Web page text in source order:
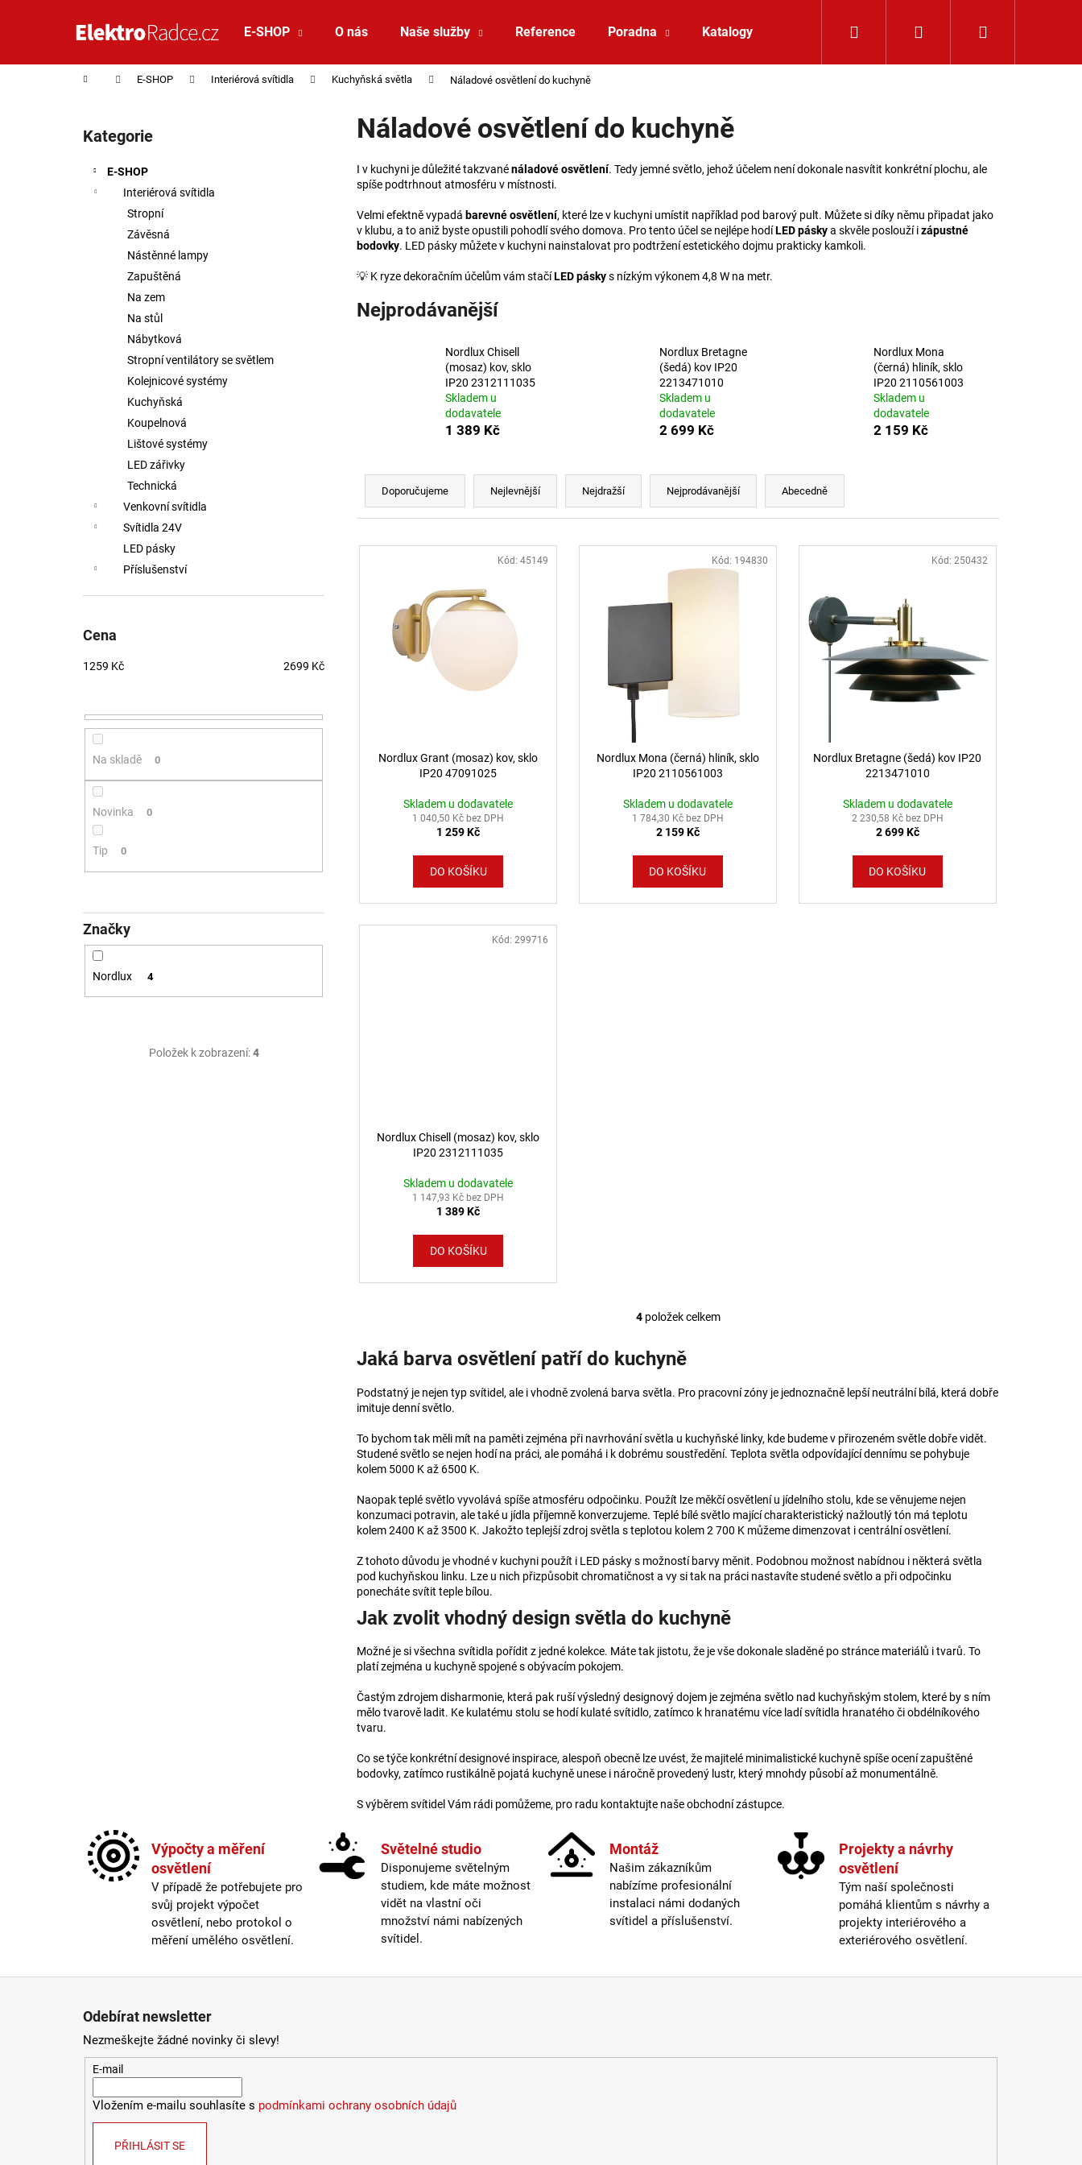
E-SHOP O nás Naše služby Reference Poradna Katalogy Přihlášení
Domů E-SHOP Interiérová svítidla Kuchyňská světla Náladové osvětlení do kuchyně
Přeskočit kategorie
Kategorie
E-SHOP
Interiérová svítidla
Stropní
Závěsná
Nástěnné lampy
Zapuštěná
Na zem
Na stůl
Nábytková
Stropní ventilátory se světlem
Kolejnicové systémy
Kuchyňská
Koupelnová
Lištové systémy
LED zářivky
Technická
Venkovní svítidla
Svítidla 24V
LED pásky
Příslušenství
Cena
1259 Kč 2699 Kč
Na skladě 0
Novinka 0
Tip 0
Značky
Nordlux 4
Položek k zobrazení:4
Náladové osvětlení do kuchyně
I v kuchyni je důležité takzvanénáladové osvětlení. Tedy jemné světlo, jehož účelem není dokonale nasvítit konkrétní plochu, ale
spíše podtrhnout atmosféru v místnosti.
Velmi efektně vypadá barevné osvětlení, které lze v kuchyni umístit například pod barový pult. Můžete si díky němu připadat jako
v klubu, a to aniž byste opustili pohodlí svého domova. Pro tento účel se nejlépe hodíLED páskya skvěle poslouží izápustné
bodovky. LED pásky můžete v kuchyni nainstalovat pro podtržení estetického dojmu prakticky kamkoli.
💡 K ryze dekoračním účelům vám stačíLED páskys nízkým výkonem 4,8 W na metr.
Nejprodávanější
Nordlux Chisell
(mosaz) kov, sklo
IP20 2312111035
Skladem u
dodavatele
1 389 Kč
Nordlux Bretagne
(šedá) kov IP20
2213471010
Skladem u
dodavatele
2 699 Kč
Nordlux Mona
(černá) hliník, sklo
IP20 2110561003
Skladem u
dodavatele
2 159 Kč
Řazení produktů
Doporučujeme Nejlevnější Nejdražší Nejprodávanější Abecedně
Výpis produktů
Nordlux Grant (mosaz) kov, sklo
IP20 47091025
Skladem u dodavatele
1 040,50 Kč bez DPH
1 259 Kč
DO KOŠÍKU
Kód:45149
Nordlux Mona (černá) hliník, sklo
IP20 2110561003
Skladem u dodavatele
1 784,30 Kč bez DPH
2 159 Kč
DO KOŠÍKU
Kód: 194830
Nordlux Bretagne (šedá) kov IP20
2213471010
Skladem u dodavatele
2 230,58 Kč bez DPH
2 699 Kč
DO KOŠÍKU
Kód: 250432
Nordlux Chisell (mosaz) kov, sklo
IP20 2312111035
Skladem u dodavatele
1 147,93 Kč bez DPH
1 389 Kč
DO KOŠÍKU
Kód:299716
Ovládací prvky výpisu
4položek celkem
Jaká barva osvětlení patří do kuchyně
Podstatný je nejen typ svítidel, ale i vhodně zvolená barva světla. Pro pracovní zóny je jednoznačně lepší neutrální bílá, která dobře
imituje denní světlo.
To bychom tak měli mít na paměti zejména při navrhování světla u kuchyňské linky, kde budeme v přirozeném světle dobře vidět.
Studené světlo se nejen hodí na práci, ale pomáhá i k dobrému soustředění. Teplota světla odpovídající dennímu se pohybuje
kolem 5000 K až 6500 K.
Naopak teplé světlo vyvolává spíše atmosféru odpočinku. Použít lze měkčí osvětlení u jídelního stolu, kde se věnujeme nejen
konzumaci potravin, ale také u jídla příjemně konverzujeme. Teplé bílé světlo mající charakteristický nažloutlý tón má teplotu
kolem 2400 K až 3500 K. Jakožto teplejší zdroj světla s teplotou kolem 2 700 K můžeme dimenzovat i centrální osvětlení.
Z tohoto důvodu je vhodné v kuchyni použít i LED pásky s možností barvy měnit. Podobnou možnost nabídnou i některá světla
pod kuchyňskou linku. Lze u nich přizpůsobit chromatičnost a vy si tak na práci nastavíte studené světlo a při odpočinku
ponecháte svítit teple bílou.
Jak zvolit vhodný design světla do kuchyně
Možné je si všechna svítidla pořídit z jedné kolekce. Máte tak jistotu, že je vše dokonale sladěné po stránce materiálů i tvarů. To
platí zejména u kuchyně spojené s obývacím pokojem.
Častým zdrojem disharmonie, která pak ruší výsledný designový dojem je zejména světlo nad kuchyňským stolem, které by s ním
mělo tvarově ladit. Ke kulatému stolu se hodí kulaté svítidlo, zatímco k hranatému více ladí svítidla hranatého či obdélníkového
tvaru.
Co se týče konkrétní designové inspirace, alespoň obecně lze uvést, že majitelé minimalistické kuchyně spíše ocení zapuštěné
bodovky, zatímco rustikálně pojatá kuchyně unese i náročně provedený lustr, který mnohdy působí až monumentálně.
S výběrem svítidel Vám rádi pomůžeme, pro radu kontaktujte naše obchodní zástupce.
Výpočty a měření
osvětlení
V případě že potřebujete pro
svůj projekt výpočet
osvětlení, nebo protokol o
měření umělého osvětlení.
Světelné studio
Disponujeme světelným
studiem, kde máte možnost
vidět na vlastní oči
množství námi nabízených
svítidel.
Montáž
Našim zákazníkům
nabízíme profesionální
instalaci námi dodaných
svítidel a příslušenství.
Projekty a návrhy
osvětlení
Tým naší společnosti
pomáhá klientům s návrhy a
projekty interiérového a
exteriérového osvětlení.
Zpět
do
Zpět
do
Co potřebujete najít?
Doporučujeme
VÝPRODEJ LED2 LIŠTOVÉ SVÍTIDLO
MAGO II M, B DALI DIM 10W 3000K
ČERNÁ - LED2 LIGHTING
2 772 Kč
VÝPRODEJ LED2 SPOT B, W ZÁPUSTNÉ
BÍLÉ - LED2 LIGHTING
VÝPRODEJ LED2 LIŠTOVÉ SVÍTIDLO
MAGLINE II 60, B DALI TW 24W 3000K-
4000K ČERNÁ - LED2 LIGHTING
4 106 Kč
Odebírat newsletter
Nezmeškejte žádné novinky či slevy!
E-mail
Vložením e-mailu souhlasíte s podmínkami ochrany osobních údajů
PŘIHLÁSIT SE